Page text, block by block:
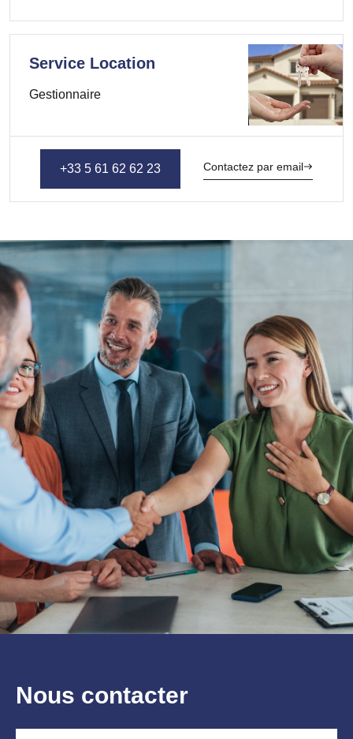
Service Location
Gestionnaire
+33 5 61 62 62 23 Contactez par email
Nous contacter